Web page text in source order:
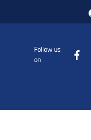
Follow us
on